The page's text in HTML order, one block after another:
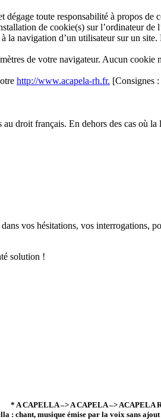
toute responsabilité à propos de
de cookie(s) sur l’ordinateur de
navigation d’un utilisateur sur un
de votre navigateur. Aucun cookie
http://www.acapela-rh.fr. [Consignes
au droit français. En dehors des cas où
vos hésitations, vos interrogations,
solution !
* A CAPELLA –> A CAPELA –> ACAPELA
: chant, musique émise par la voix sans